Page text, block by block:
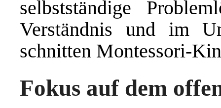
selbstständige
Verständnis und im
schnitten Montessori-
Fokus auf dem